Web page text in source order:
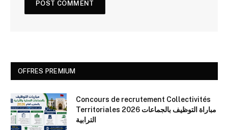
OFFRES PREMIUM
Concours de recrutement Collectivités
Territoriales 2026 مباراة التوظيف بالجماعات
الترابية